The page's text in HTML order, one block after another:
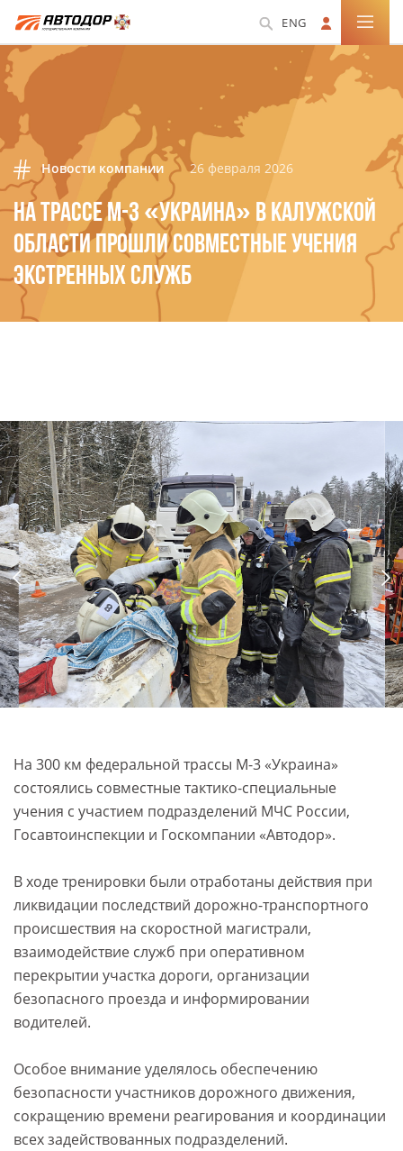
ENG
Новости компании 26 февраля 2026
НА ТРАССЕ М-3 «УКРАИНА» В КАЛУЖСКОЙ
ОБЛАСТИ ПРОШЛИ СОВМЕСТНЫЕ УЧЕНИЯ
ЭКСТРЕННЫХ СЛУЖБ
На 300 км федеральной трассы М-3 «Украина»
состоялись совместные тактико-специальные
учения с участием подразделений МЧС России,
Госавтоинспекции и Госкомпании «Автодор».
В ходе тренировки были отработаны действия при
ликвидации последствий дорожно-транспортного
происшествия на скоростной магистрали,
взаимодействие служб при оперативном
перекрытии участка дороги, организации
безопасного проезда и информировании
водителей.
Особое внимание уделялось обеспечению
безопасности участников дорожного движения,
сокращению времени реагирования и координации
всех задействованных подразделений.